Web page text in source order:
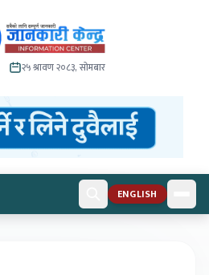
२५ श्रावण २०८३, सोमबार
ENGLISH